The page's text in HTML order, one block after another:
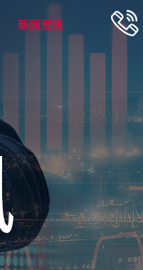
新闻资讯